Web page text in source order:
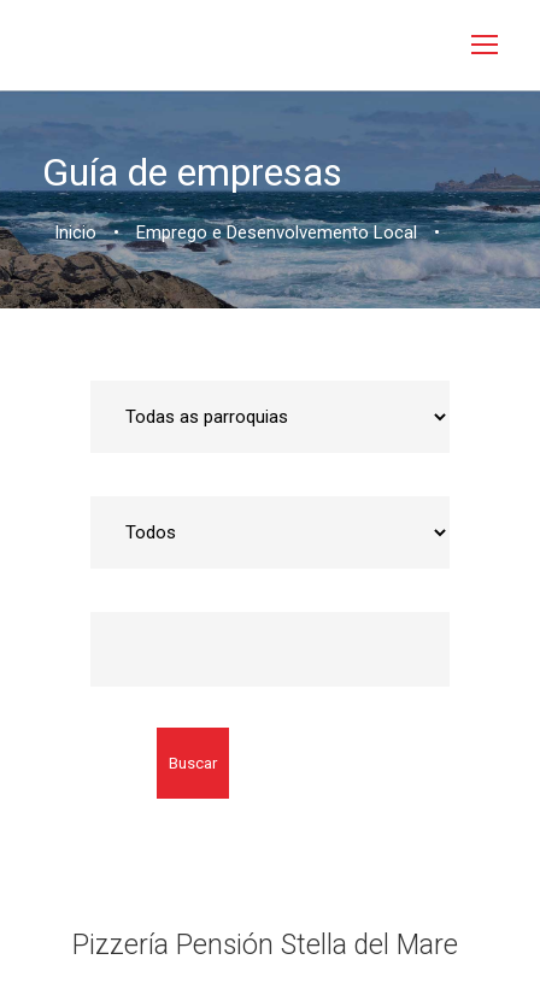
Guía de empresas
Inicio • Emprego e Desenvolvemento Local •
Buscar
Pizzería Pensión Stella del Mare